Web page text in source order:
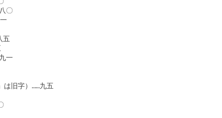
八〇
八一
八五
五
九一
は旧字）……九五
・飯」は旧字）
〇